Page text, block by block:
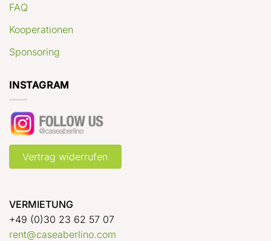
FAQ
Kooperationen
Sponsoring
INSTAGRAM
Vertrag widerrufen
VERMIETUNG
+49 (0)30 23 62 57 07
rent@caseaberlino.com